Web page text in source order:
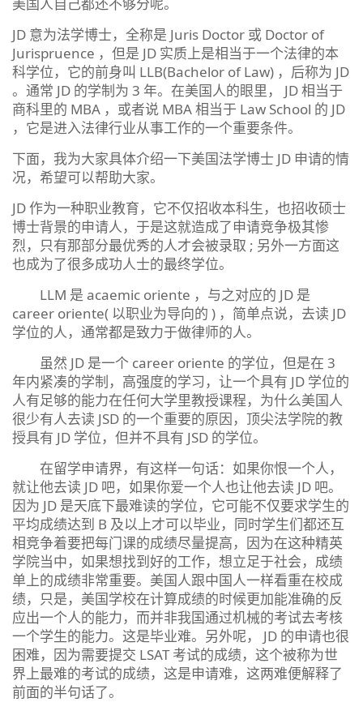
JD 意为法学博士，全称是 Juris Doctor 或 Doctor of
Jurispruence ，但是 JD 实质上是相当于一个法律的本
科学位，它的前身叫 LLB(Bachelor of Law) ，后称为 JD
。通常 JD 的学制为 3 年。在美国人的眼里， JD 相当于
商科里的 MBA ，或者说 MBA 相当于 Law School 的 JD
，它是进入法律行业从事工作的一个重要条件。
下面，我为大家具体介绍一下美国法学博士 JD 申请的情
况，希望可以帮助大家。
JD 作为一种职业教育，它不仅招收本科生，也招收硕士
博士背景的申请人，于是这就造成了申请竞争极其惨
烈，只有那部分最优秀的人才会被录取 ; 另外一方面这
也成为了很多成功人士的最终学位。
LLM 是 acaemic oriente ，与之对应的 JD 是
career oriente( 以职业为导向的 ) ，简单点说，去读 JD
学位的人，通常都是致力于做律师的人。
虽然 JD 是一个 career oriente 的学位，但是在 3
年内紧凑的学制，高强度的学习，让一个具有 JD 学位的
人有足够的能力在任何大学里教授课程，为什么美国人
很少有人去读 JSD 的一个重要的原因，顶尖法学院的教
授具有 JD 学位，但并不具有 JSD 的学位。
在留学申请界，有这样一句话：如果你恨一个人，
就让他去读 JD 吧，如果你爱一个人也让他去读 JD 吧。
因为 JD 是天底下最难读的学位，它可能不仅要求学生的
平均成绩达到 B 及以上才可以毕业，同时学生们都还互
相竞争着要把每门课的成绩尽量提高，因为在这种精英
学院当中，如果想找到好的工作，想立足于社会，成绩
单上的成绩非常重要。美国人跟中国人一样看重在校成
绩，只是，美国学校在计算成绩的时候更加能准确的反
应出一个人的能力，而并非我国通过机械的考试去考核
一个学生的能力。这是毕业难。另外呢， JD 的申请也很
困难，因为需要提交 LSAT 考试的成绩，这个被称为世
界上最难的考试的成绩，这是申请难，这两难便解释了
前面的半句话了。